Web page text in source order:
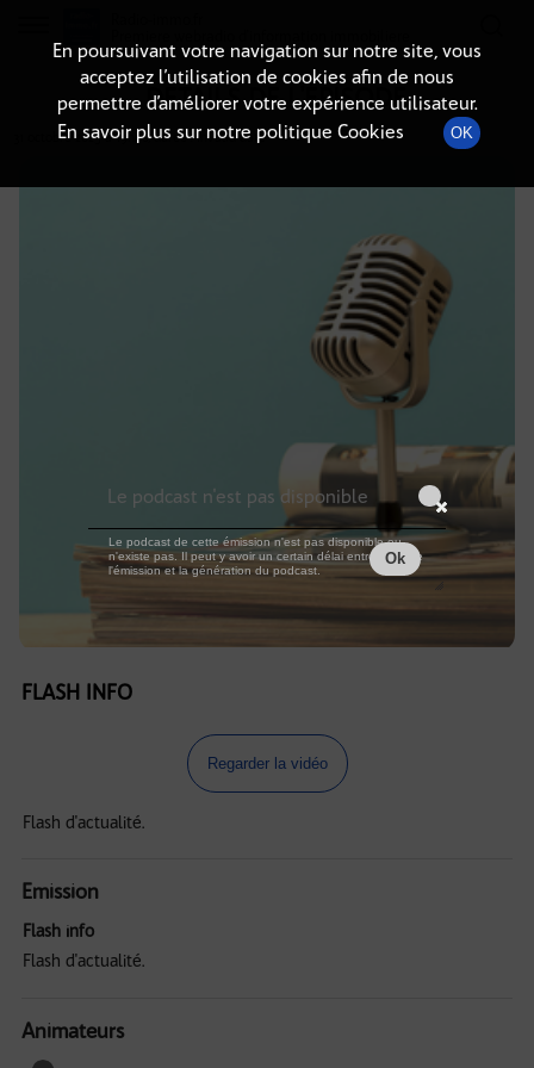
DÉTAILS DE L'ÉPISODE
31 octobre 2025à 19h00, durée : Invalid date
FLASH INFO
Regarder la vidéo
Flash d'actualité.
Emission
Flash info
Flash d'actualité.
Animateurs
En poursuivant votre navigation sur notre site, vous
acceptez l’utilisation de cookies afin de nous
permettre d’améliorer votre expérience utilisateur.
En savoir plus sur notre politique Cookies
OK
Le podcast n'est pas disponible
Le podcast de cette émission n'est pas disponible ou
n'existe pas. Il peut y avoir un certain délai entre la fin de
l'émission et la génération du podcast.
Ok